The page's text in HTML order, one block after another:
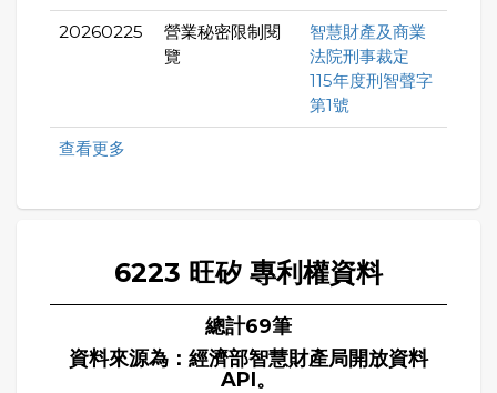
20260225
營業秘密限制閱
覽
智慧財產及商業
法院刑事裁定
115年度刑智聲字
第1號
查看更多
6223 旺矽 專利權資料
總計69筆
資料來源為：經濟部智慧財產局開放資料
API。